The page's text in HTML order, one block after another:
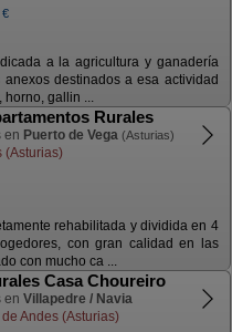
€
a la agricultura y ganadería
destinados a esa actividad
horno, gallin ...
Rurales
en Puerto de Vega (Asturias)
(Asturias)
rehabilitada y dividida en 4
con gran calidad en las
con mucho ca ...
Casa Choureiro
en Villapedre / Navia
de Andes (Asturias)